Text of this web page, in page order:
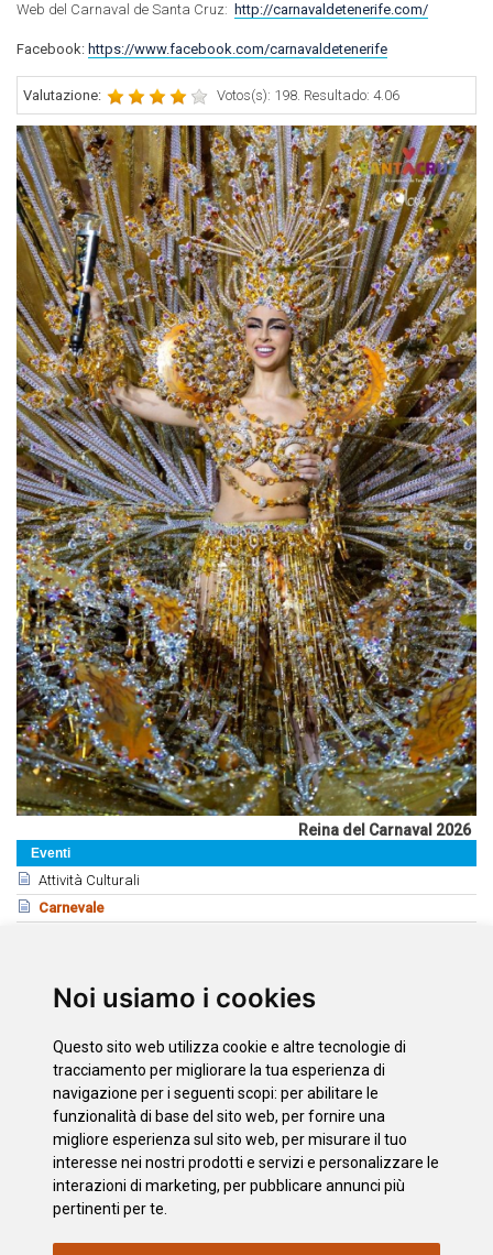
Noi usiamo i cookies
Questo sito web utilizza cookie e altre tecnologie di
tracciamento per migliorare la tua esperienza di
navigazione per i seguenti scopi: per abilitare le
funzionalità di base del sito web, per fornire una
migliore esperienza sul sito web, per misurare il tuo
interesse nei nostri prodotti e servizi e personalizzare le
interazioni di marketing, per pubblicare annunci più
pertinenti per te
Eventi
Attività Culturali
Carnevale
Fiere e Feste Locale
Carnevali di Tenerife
Carnevale di Puerto de la Cruz
Carnaval Internacional de Los Cristianos
Murgas del Carnaval
Web del Carnaval de Santa Cruz: http://carnavaldetenerife.com/
Facebook: https://www.facebook.com/carnavaldetenerife
Valutazione: Votos(s): 198. Resultado: 4.06
Reina del Carnaval 2026